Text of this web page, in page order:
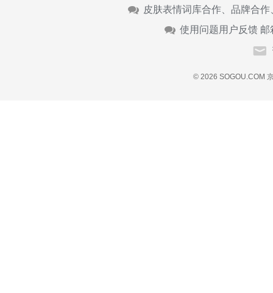
皮肤表情词库合作、品牌合
使用问题用户反馈 邮
© 2026 SOGOU.COM